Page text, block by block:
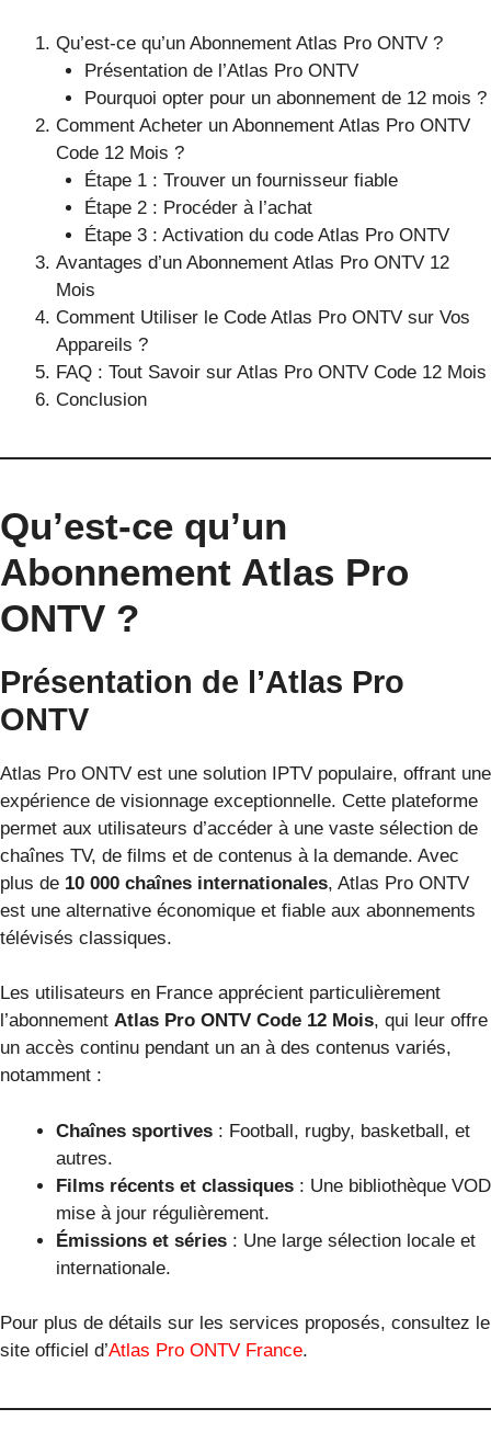
Qu’est-ce qu’un Abonnement Atlas Pro ONTV ?
Présentation de l’Atlas Pro ONTV
Pourquoi opter pour un abonnement de 12 mois ?
Comment Acheter un Abonnement Atlas Pro ONTV
Code 12 Mois ?
Étape 1 : Trouver un fournisseur fiable
Étape 2 : Procéder à l’achat
Étape 3 : Activation du code Atlas Pro ONTV
Avantages d’un Abonnement Atlas Pro ONTV 12
Mois
Comment Utiliser le Code Atlas Pro ONTV sur Vos
Appareils ?
FAQ : Tout Savoir sur Atlas Pro ONTV Code 12 Mois
Conclusion
Qu’est-ce qu’un
Abonnement Atlas Pro
ONTV ?
Présentation de l’Atlas Pro
ONTV
Atlas Pro ONTV est une solution IPTV populaire, offrant une
expérience de visionnage exceptionnelle. Cette plateforme
permet aux utilisateurs d’accéder à une vaste sélection de
chaînes TV, de films et de contenus à la demande. Avec
plus de 10 000 chaînes internationales, Atlas Pro ONTV
est une alternative économique et fiable aux abonnements
télévisés classiques.
Les utilisateurs en France apprécient particulièrement
l’abonnement Atlas Pro ONTV Code 12 Mois, qui leur offre
un accès continu pendant un an à des contenus variés,
notamment :
Chaînes sportives : Football, rugby, basketball, et
autres.
Films récents et classiques : Une bibliothèque VOD
mise à jour régulièrement.
Émissions et séries : Une large sélection locale et
internationale.
Pour plus de détails sur les services proposés, consultez le
site officiel d’Atlas Pro ONTV France.